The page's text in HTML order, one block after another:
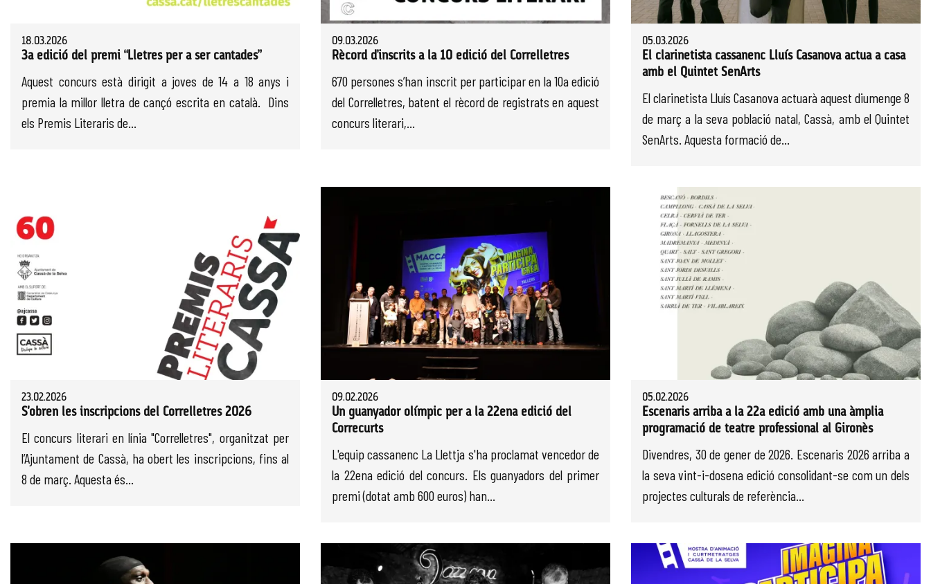
18.03.2026
3a edició del premi “Lletres per a ser cantades”
Aquest concurs està dirigit a joves de 14 a 18 anys i
premia la millor lletra de cançó escrita en català. Dins
els Premis Literaris de...
09.03.2026
Rècord d’inscrits a la 10 edició del Correlletres
670 persones s’han inscrit per participar en la 10a edició
del Correlletres, batent el rècord de registrats en aquest
concurs literari,...
05.03.2026
El clarinetista cassanenc Lluís Casanova actua a casa
amb el Quintet SenArts
El clarinetista Lluís Casanova actuarà aquest diumenge 8
de març a la seva població natal, Cassà, amb el Quintet
SenArts. Aquesta formació de...
23.02.2026
S'obren les inscripcions del Correlletres 2026
El concurs literari en línia "Correlletres", organitzat per
l’Ajuntament de Cassà, ha obert les inscripcions, fins al
8 de març. Aquesta és...
09.02.2026
Un guanyador olímpic per a la 22ena edició del
Correcurts
L'equip cassanenc La Llettja s'ha proclamat vencedor de
la 22ena edició del concurs. Els guanyadors del primer
premi (dotat amb 600 euros) han...
05.02.2026
Escenaris arriba a la 22a edició amb una àmplia
programació de teatre professional al Gironès
Divendres, 30 de gener de 2026. Escenaris 2026 arriba a
la seva vint-i-dosena edició consolidant-se com un dels
projectes culturals de referència...